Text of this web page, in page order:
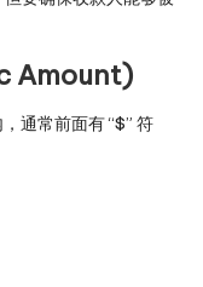
Amount)
通常前面有 “$” 符